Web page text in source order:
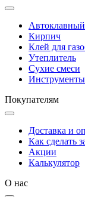
Автоклавный
Кирпич
Клей для
Утеплитель
Сухие смеси
Инструменты
Покупателям
Доставка и
Как сделать
Акции
Калькулятор
О нас